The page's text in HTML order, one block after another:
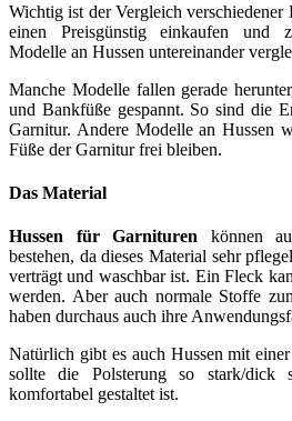
Wichtig ist der Vergleich verschiedener
einen Preisgünstig einkaufen und
Modelle an Hussen untereinander
Manche Modelle fallen gerade
und Bankfüße gespannt. So sind die
Garnitur. Andere Modelle an Hussen
Füße der Garnitur frei bleiben.
Das Material
Hussen für Garnituren können
bestehen, da dieses Material sehr
verträgt und waschbar ist. Ein Fleck
werden. Aber auch normale Stoffe
haben durchaus auch ihre
Natürlich gibt es auch Hussen mit
sollte die Polsterung so stark/dick
komfortabel gestaltet ist.